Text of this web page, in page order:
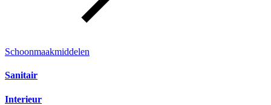
Schoonmaakmiddelen
Sanitair
Interieur